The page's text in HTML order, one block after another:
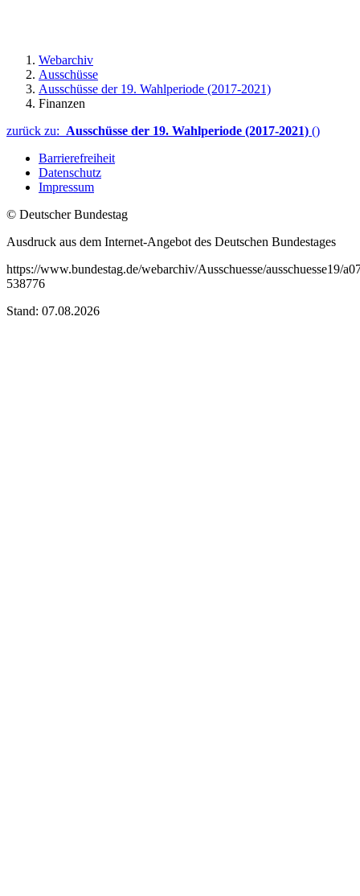
Webarchiv
Ausschüsse
Ausschüsse der 19. Wahlperiode (2017-2021)
Finanzen
zurück zu: Ausschüsse der 19. Wahlperiode (2017-2021) ()
Barrierefreiheit
Datenschutz
Impressum
© Deutscher Bundestag
Ausdruck aus dem Internet-Angebot des Deutschen Bundestages
https://www.bundestag.de/webarchiv/Ausschuesse/ausschuesse19/
538776
Stand: 07.08.2026